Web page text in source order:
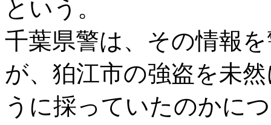
という。
千葉県警は、その情報
が、狛江市の強盗を未
うに採っていたのかに